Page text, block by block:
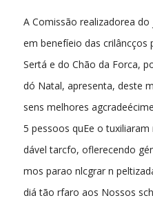
A Comissão realizadorea do
em benefíeio das crilâncços
Sertá e do Chão da Forca,
dó Natal, apresenta, deste
sens melhores
5 pessoos quEe o tuxiliaram
dável tarcfo, oflerecendo
mos parao nlcgrar n
diá tão rfaro aos Nossos